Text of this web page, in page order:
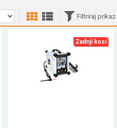
Filtriraj prikaz
Zadnji kosi